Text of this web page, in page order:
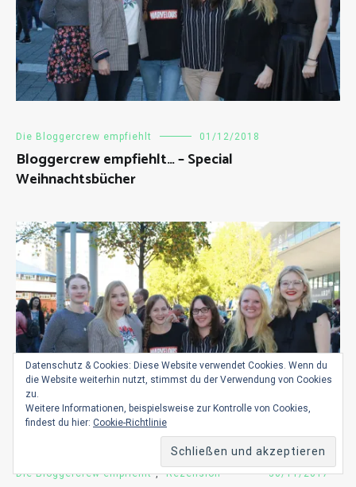
Die Bloggercrew empfiehlt 01/12/2018
Bloggercrew empfiehlt… – Special
Weihnachtsbücher
Die Bloggercrew empfiehlt , Rezension 30/11/2017
Datenschutz & Cookies: Diese Website verwendet Cookies. Wenn du
die Website weiterhin nutzt, stimmst du der Verwendung von Cookies
zu.
Weitere Informationen, beispielsweise zur Kontrolle von Cookies,
findest du hier: Cookie-Richtlinie